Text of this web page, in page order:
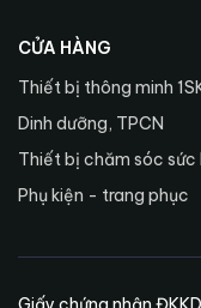
CỬA HÀNG
Thiết bị thông minh
Dinh dưỡng, TPCN
Thiết bị chăm sóc sức
Phụ kiện - trang phục